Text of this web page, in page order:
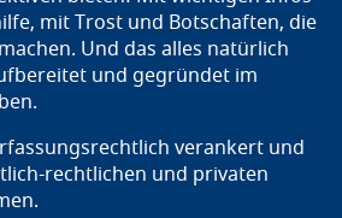
mit Trost und Botschaften, die
Und das alles natürlich
und gegründet im
verankert und
rechtlichen und privaten